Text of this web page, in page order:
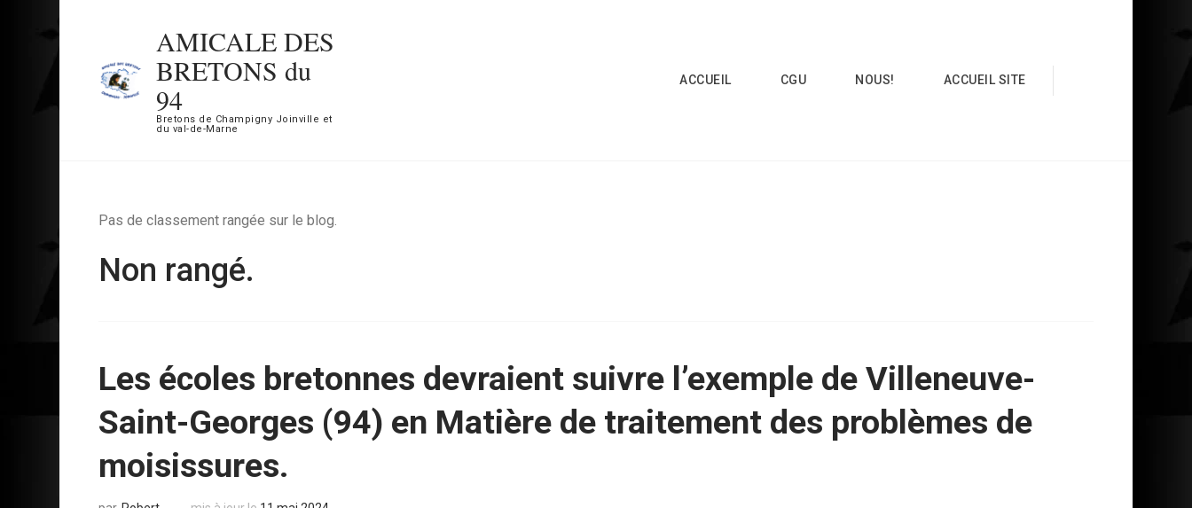
contenu
(Pressez
AMICALE DES
BRETONS du
94
Bretons de Champigny Joinville et
du val-de-Marne
ACCUEIL CGU NOUS! ACCUEIL SITE
Pas de classement rangée sur le blog.
Non rangé.
Les écoles bretonnes devraient suivre l’exemple de Villeneuve-
Saint-Georges (94) en Matière de traitement des problèmes de
moisissures.